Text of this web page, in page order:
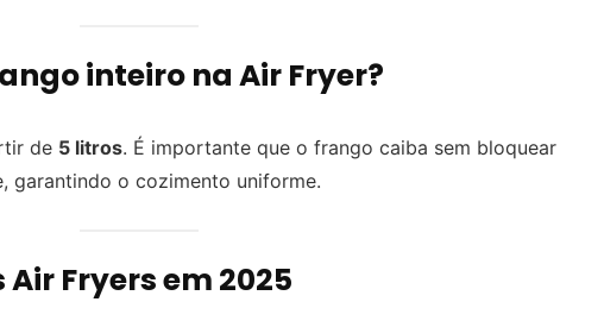
inteiro na Air Fryer?
de 5 litros. É importante que o frango caiba sem bloquear
garantindo o cozimento uniforme.
Fryers em 2025